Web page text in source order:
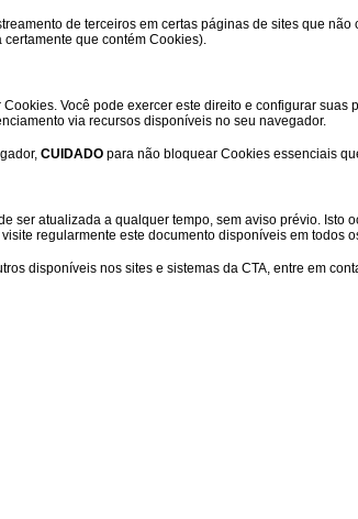
de terceiros em certas páginas de sites que
que contém Cookies).
Você pode exercer este direito e configurar
via recursos disponíveis no seu navegador.
CUIDADO para não bloquear Cookies essenciais
ser atualizada a qualquer tempo, sem aviso prévio.
regularmente este documento disponíveis em todos
disponíveis nos sites e sistemas da CTA, entre em